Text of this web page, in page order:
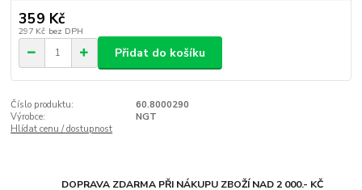
359 Kč
297 Kč bez DPH
Přidat do košíku
Číslo produktu:
60.8000290
Výrobce:
NGT
Hlídat cenu / dostupnost
DOPRAVA ZDARMA PŘI NÁKUPU ZBOŽÍ NAD 2 000.- KČ